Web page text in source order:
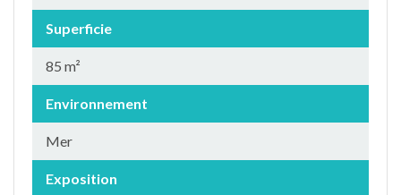
Superficie
85 m²
Environnement
Mer
Exposition